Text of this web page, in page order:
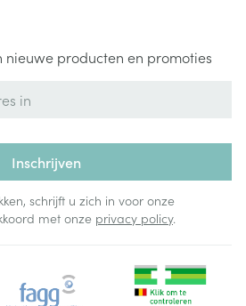
nieuwe producten en promoties
Inschrijven
schrijft u zich in voor onze
met onze privacy policy.